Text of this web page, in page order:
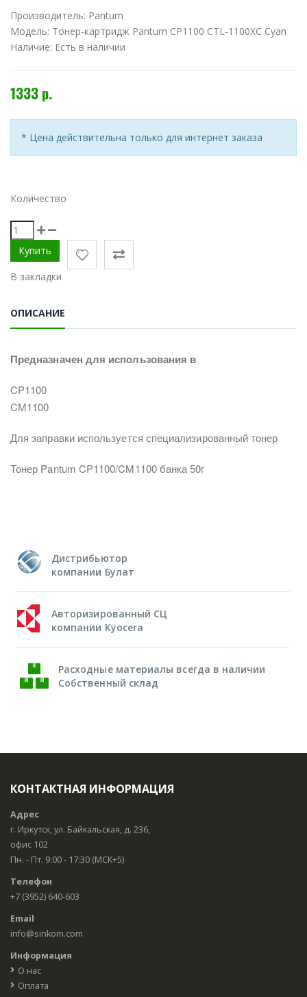
Производитель: Pantum
Модель: Тонер-картридж Pantum CP1100 CTL-1100XC Cyan
Наличие: Есть в наличии
1333 р.
* Цена действительна только для интернет заказа
Количество
В закладки
ОПИСАНИЕ
Предназначен для использования в
CP1100
CM1100
Для заправки используется специализированный тонер
Тонер Pantum CP1100/CM1100 банка 50г
Дистрибьютор
компании Булат
Авторизированный СЦ
компании Kyocera
Расходные материалы всегда в наличии
Собственный склад
КОНТАКТНАЯ ИНФОРМАЦИЯ
Адрес
г. Иркутск, ул. Байкальская, д. 236,
офис 102
Пн. - Пт. 9:00 - 17:30 (МСК+5)
Телефон
+7 (3952) 640-603
Email
info@sinkom.com
Информация
О нас
Оплата